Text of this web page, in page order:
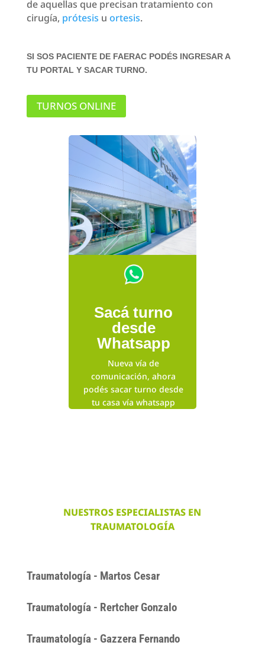
de aquellas que precisan tratamiento con
cirugía, prótesis u ortesis.
SI SOS PACIENTE DE FAERAC PODÉS INGRESAR A
TU PORTAL Y SACAR TURNO.
TURNOS ONLINE
Sacá turno
desde
Whatsapp
Nueva vía de
comunicación, ahora
podés sacar turno desde
tu casa vía whatsapp
NUESTROS ESPECIALISTAS EN
TRAUMATOLOGÍA
Traumatología - Martos Cesar
Traumatología - Rertcher Gonzalo
Traumatología - Gazzera Fernando